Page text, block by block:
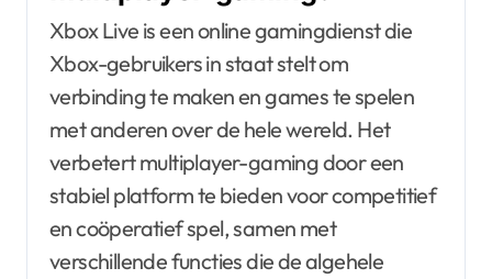
Xbox Live is een online gamingdienst die
Xbox-gebruikers in staat stelt om
verbinding te maken en games te spelen
met anderen over de hele wereld. Het
verbetert multiplayer-gaming door een
stabiel platform te bieden voor competitief
en coöperatief spel, samen met
verschillende functies die de algehele